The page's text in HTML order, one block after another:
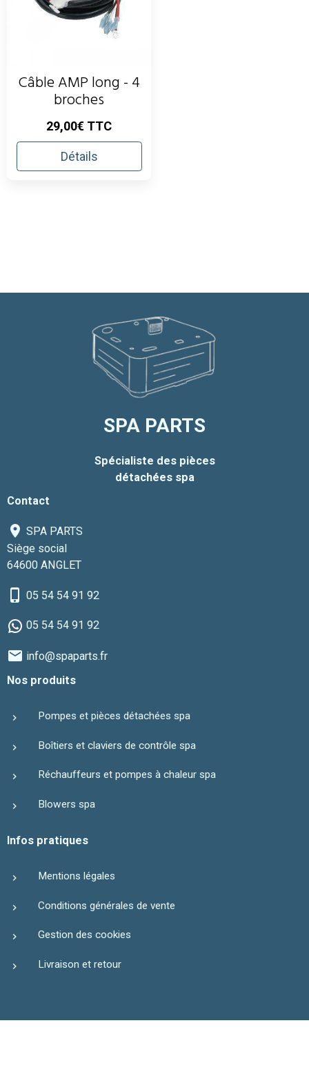
Câble AMP long - 4
broches
29,00€ TTC
Détails
SPA PARTS
Spécialiste des pièces
détachées spa
Contact
SPA PARTS
Siège social
64600 ANGLET
05 54 54 91 92
05 54 54 91 92
info@spaparts.fr
Nos produits
Pompes et pièces détachées spa
Boîtiers et claviers de contrôle spa
Réchauffeurs et pompes à chaleur spa
Blowers spa
Infos pratiques
Mentions légales
Conditions générales de vente
Gestion des cookies
Livraison et retour